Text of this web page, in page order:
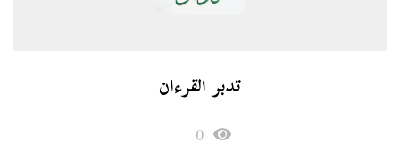
تدبر القرءان